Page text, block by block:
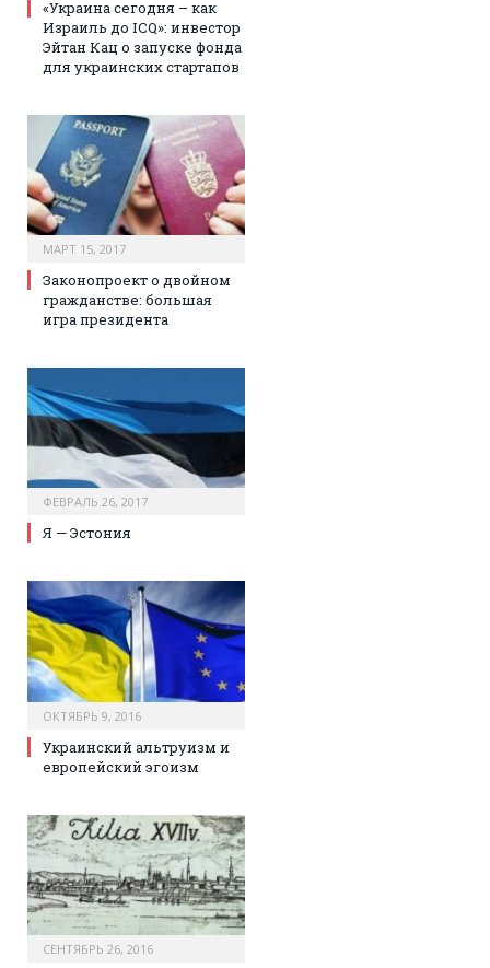
«Украина сегодня – как
Израиль до ICQ»: инвестор
Эйтан Кац о запуске фонда
для украинских стартапов
МАРТ 15, 2017
Законопроект о двойном
гражданстве: большая
игра президента
ФЕВРАЛЬ 26, 2017
Я — Эстония
ОКТЯБРЬ 9, 2016
Украинский альтруизм и
европейский эгоизм
СЕНТЯБРЬ 26, 2016